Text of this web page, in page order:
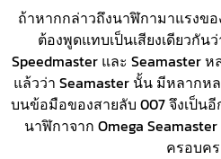
ถ้าหากกล่าวถึงนาฬิกามาแรงข
ต้องพูดแทบเป็นเสียงเดียวกั
Speedmaster และ Seamaster
แล้วว่า Seamaster นั้น มีหลาก
บนข้อมือของสายลับ 007 จึงเป็นอี
นาฬิกาจาก Omega
ครอบค